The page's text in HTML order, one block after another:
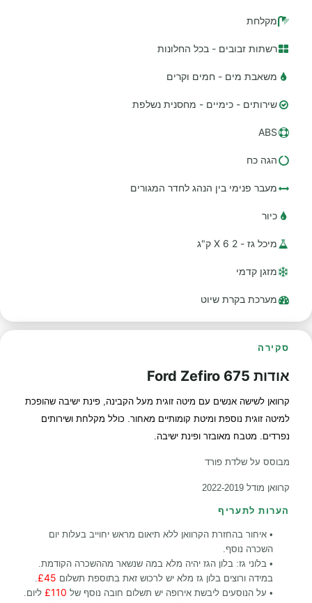
מקלחת
רשתות זבובים - בכל החלונות
משאבת מים - חמים וקרים
שירותים - כימיים - מחסנית נשלפת
ABS
הגה כח
מעבר פנימי בין הנהג לחדר המגורים
כיור
מיכל גז - 2 X 6 ק"ג
מזגן קדמי
מערכת בקרת שיוט
סקירה
אודות Ford Zefiro 675
קרוואן לשישה אנשים עם מיטה זוגית מעל הקבינה, פינת ישיבה שהופכת
למיטה זוגית נוספת ומיטת קומותיים מאחור. כולל מקלחת ושירותים
נפרדים. מטבח מאובזר ופינת ישיבה.
מבוסס על שלדת פורד
קרוואן מודל 2022-2019
הערות לתעריף
• איחור בהחזרת הקרוואן ללא תיאום מראש יחוייב בעלות יום
השכרה נוסף.
• בלוני גז: בלון הגז יהיה מלא במה שנשאר מההשכרה הקודמת.
במידה ורוצים בלון גז מלא יש לרכוש זאת בתוספת תשלום £45
.
• על הנוסעים ליבשת אירופה יש תשלום חובה נוסף של £110 ליום.